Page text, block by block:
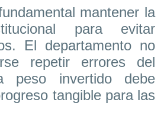
mantener la
para evitar
El departamento no
repetir errores del
peso invertido debe
tangible para las